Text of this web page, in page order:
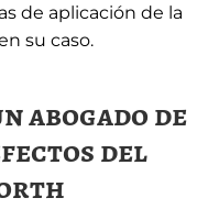
de aplicación de la
su caso.
abogado de
del